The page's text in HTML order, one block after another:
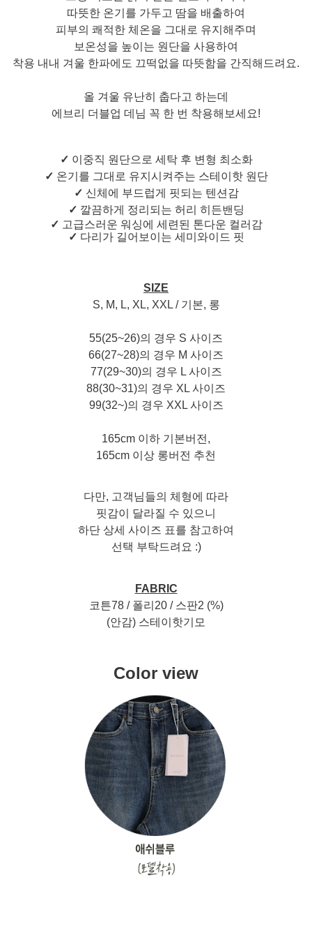
따뜻한 온기를 가두고 땀을 배출하여
피부의 쾌적한 체온을 그대로 유지해주며
보온성을 높이는 원단을 사용하여
착용 내내 겨울 한파에도 끄떡없을 따뜻함을 간직해드려요.
올 겨울 유난히 춥다고 하는데
에브리 더블업 데님 꼭 한 번 착용해보세요!
✓ 이중직 원단으로 세탁 후 변형 최소화
✓ 온기를 그대로 유지시켜주는 스테이핫 원단
✓ 신체에 부드럽게 핏되는 텐션감
✓ 깔끔하게 정리되는 허리 히든밴딩
✓ 고급스러운 워싱에 세련된 톤다운 컬러감
✓ 다리가 길어보이는 세미와이드 핏
SIZE
S, M, L, XL, XXL / 기본, 롱
55(25~26)의 경우 S 사이즈
66(27~28)의 경우 M 사이즈
77(29~30)의 경우 L 사이즈
88(30~31)의 경우 XL 사이즈
99(32~)의 경우 XXL 사이즈
165cm 이하 기본버전,
165cm 이상 롱버전 추천
다만, 고객님들의 체형에 따라
핏감이 달라질 수 있으니
하단 상세 사이즈 표를 참고하여
선택 부탁드려요 :)
FABRIC
코튼78 / 폴리20 / 스판2 (%)
(안감) 스테이핫기모
Color view